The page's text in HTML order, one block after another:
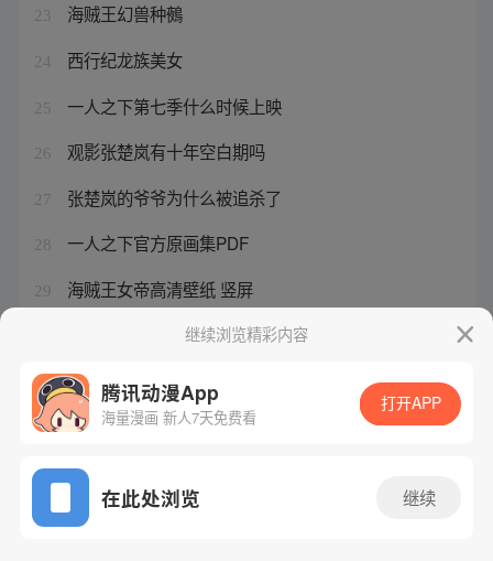
23 海贼王幻兽种鵺
24 西行纪龙族美女
25 一人之下第七季什么时候上映
26 观影张楚岚有十年空白期吗
27 张楚岚的爷爷为什么被追杀了
28 一人之下官方原画集PDF
29 海贼王女帝高清壁纸 竖屏
狐妖小红娘桃源李家继续浏览精彩内容
腾讯动漫App
海量漫画 新人7天免费看
打开APP
在此处浏览 继续
网站备案/许可证号：粤B2-20090059-5
Copyright©1998 - 2026 Tencent. All Rights Reserved